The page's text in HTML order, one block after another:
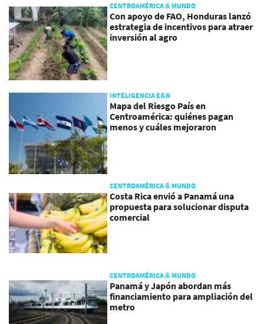
CENTROAMÉRICA & MUNDO
Con apoyo de FAO, Honduras lanzó
estrategia de incentivos para atraer
inversión al agro
INTELIGENCIA E&N
Mapa del Riesgo País en
Centroamérica: quiénes pagan
menos y cuáles mejoraron
CENTROAMÉRICA & MUNDO
Costa Rica envió a Panamá una
propuesta para solucionar disputa
comercial
CENTROAMÉRICA & MUNDO
Panamá y Japón abordan más
financiamiento para ampliación del
metro